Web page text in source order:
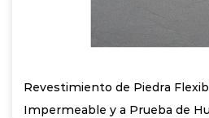
Revestimiento de Piedra
Impermeable y a Prueba de